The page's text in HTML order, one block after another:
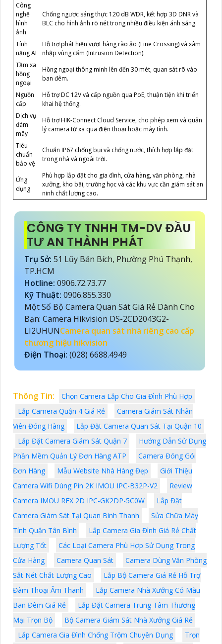
Công
nghệ
hình
ảnh
Chống ngược sáng thực 120 dB WDR, kết hợp 3D DNR và
BLC cho hình ảnh rõ nét trong nhiều điều kiện ánh sáng.
Tính
năng AI
Hỗ trợ phát hiện vượt hàng rào ảo (Line Crossing) và xâm
nhập vùng cấm (Intrusion Detection).
Tầm xa
hồng
ngoại
Hồng ngoại thông minh lên đến 30 mét, quan sát rõ vào
ban đêm.
Nguồn
cấp
Hỗ trợ DC 12V và cấp nguồn qua PoE, thuận tiện khi triển
khai hệ thống.
Dịch vụ
đám
mây
Hỗ trợ HIK-Connect Cloud Service, cho phép xem và quản
lý camera từ xa qua điện thoại hoặc máy tính.
Tiêu
chuẩn
bảo vệ
Chuẩn IP67 chống bụi và chống nước, thích hợp lắp đặt
trong nhà và ngoài trời.
Ứng
dụng
Phù hợp lắp đặt cho gia đình, cửa hàng, văn phòng, nhà
xưởng, kho bãi, trường học và các khu vực cần giám sát an
ninh chất lượng cao.
CÔNG TY TNHH TM-DV ĐẦU
TƯ AN THÀNH PHÁT
Trụ Sở: 51 Lũy Bán Bích, Phường Phú Thạnh,
TP.HCM
Hotline: 0906.72.73.77
Kỹ Thuật: 0906.855.330
Một Số Bộ Camera Quan Sát Giá Rẻ Dành Cho
Bạn: Camera Hikvision DS-2CD2043G2-
LI2UHUNCamera quan sát nhà riêng cao cấp
thương hiệu hikvision
Điện Thoại: (028) 6688.4949
Thông Tin:
Chọn Camera Lắp Cho Gia Đình Phù Hợp
Lắp Camera Quận 4 Giá Rẻ
Camera Giám Sát Nhân
Viên Đóng Hàng
Lắp Đặt Camera Quan Sát Tại Quận 10
Lắp Đặt Camera Giám Sát Quận 7
Hướng Dẫn Sử Dụng
Phần Mềm Quản Lý Đơn Hàng ATP
Camera Đóng Gói
Đơn Hàng
Mẫu Website Nhà Hàng Đẹp
Giới Thiệu
Camera Wifi Dùng Pin 2K IMOU IPC-B32P-V2
Review
Camera IMOU REX 2D IPC-GK2DP-5C0W
Lắp Đặt
Camera Giám Sát Tại Quan Binh Thanh
Sửa Chữa Máy
Tính Quận Tân Bình
Lắp Camera Gia Đình Giá Rẻ Chất
Lượng Tốt
Các Loại Camera Phù Hợp Sử Dụng Trong
Cửa Hàng
Camera Quan Sát
Camera Dùng Văn Phòng
Sắt Nét Chất Lượng Cao
Lắp Bộ Camera Giá Rẻ Hỗ Trợ
Đàm Thoại Âm Thanh
Lắp Camera Nhà Xưởng Có Màu
Ban Đêm Giá Rẻ
Lắp Đặt Camera Trung Tâm Thương
Mại Trọn Bộ
Bộ Camera Giám Sát Nhà Xưởng Giá Rẻ
Lắp Camera Gia Đình Chống Trộm Chuyên Dụng
Trọn